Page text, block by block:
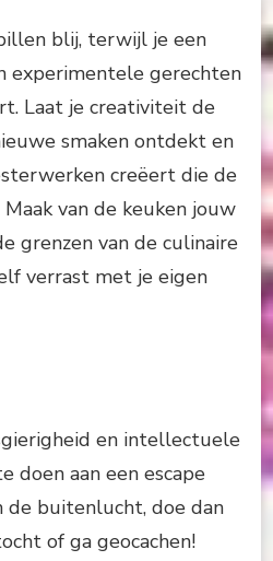
blij, terwijl je een
experimentele gerechten
Laat je creativiteit de
smaken ontdekt en
creëert die de
van de keuken jouw
grenzen van de culinaire
verrast met je eigen
en intellectuele
doen aan een escape
de buitenlucht, doe dan
of ga geocachen!